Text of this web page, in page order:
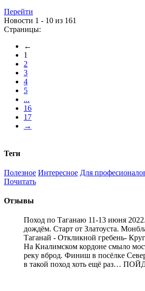
Перейти
Новости 1 - 10 из 161
Страницы:
←
1
2
3
4
5
...
16
17
→
Теги
Полезное Интересное Для
Почитать
Отзывы
Поход по Таганаю 11-13 июня
дождём. Старт от Златоуста.
Таганай - Откликной гребень-
На Киалимском кордоне смыло
реку вброд. Финиш в посёлке
в такой поход хоть ещё раз…